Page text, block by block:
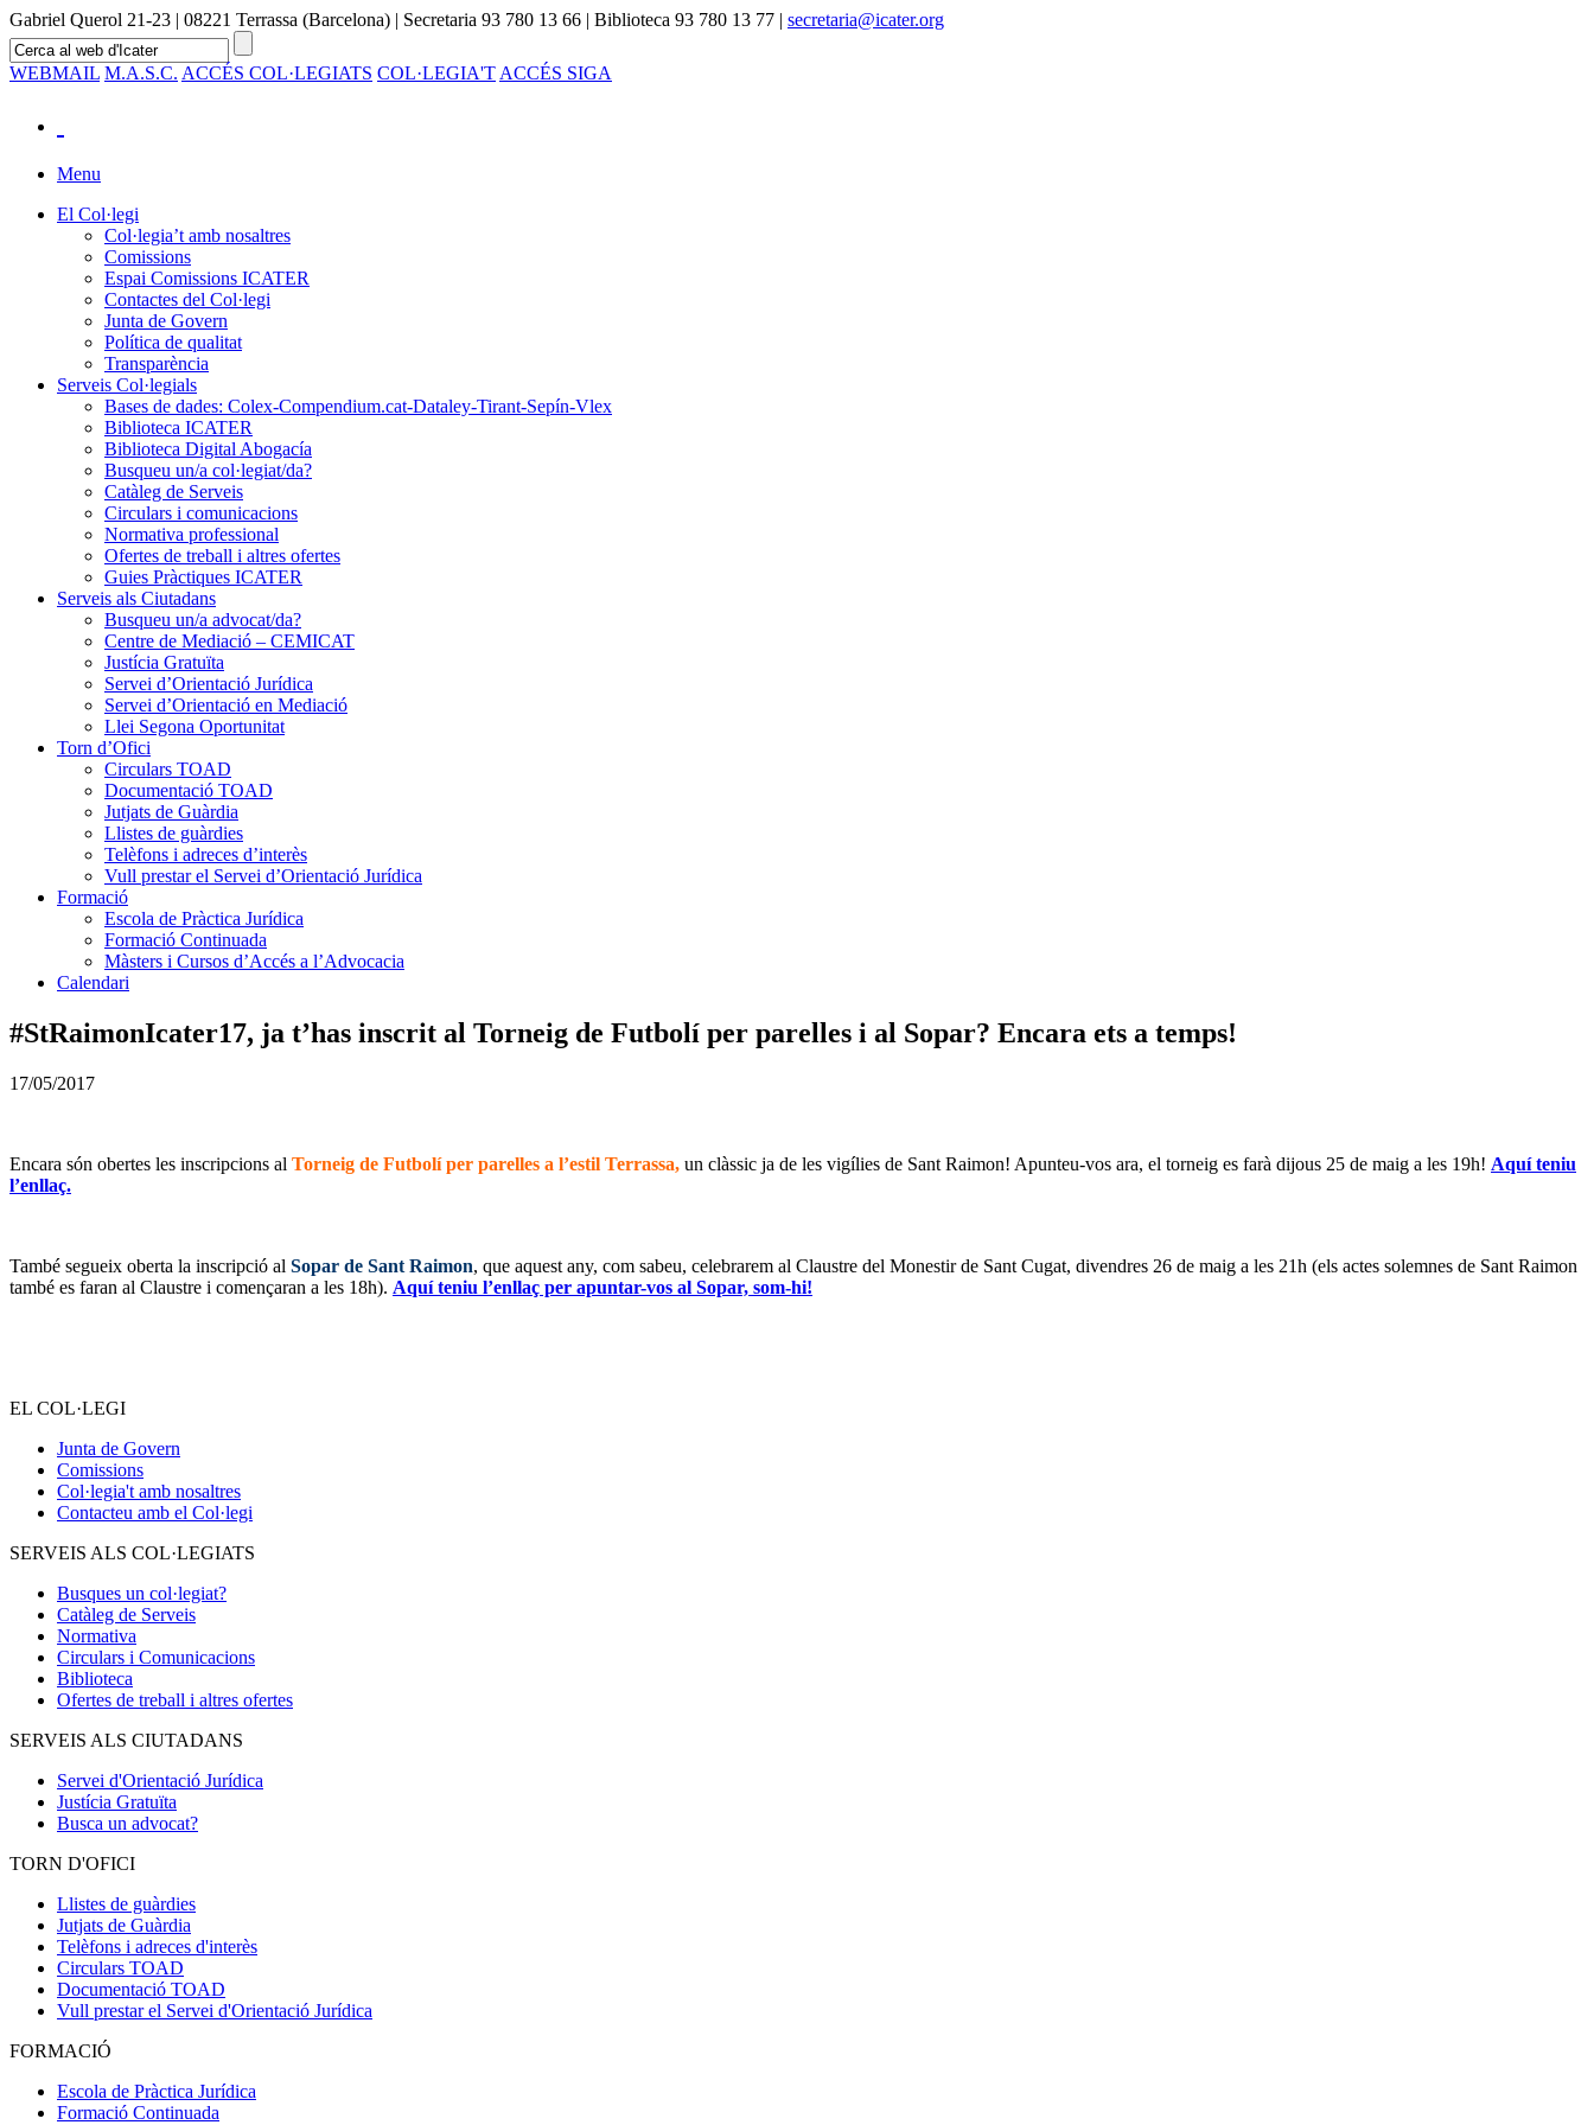
Gabriel Querol 21-23 | 08221 Terrassa (Barcelona) | Secretaria 93 780 13 66 | Biblioteca 93 780 13 77 | secretaria@icater.org
WEBMAIL M.A.S.C. ACCÉS COL·LEGIATS COL·LEGIA'T ACCÉS SIGA
Menu
El Col·legi
Col·legia’t amb nosaltres
Comissions
Espai Comissions ICATER
Contactes del Col·legi
Junta de Govern
Política de qualitat
Transparència
Serveis Col·legials
Bases de dades: Colex-Compendium.cat-Dataley-Tirant-Sepín-Vlex
Biblioteca ICATER
Biblioteca Digital Abogacía
Busqueu un/a col·legiat/da?
Catàleg de Serveis
Circulars i comunicacions
Normativa professional
Ofertes de treball i altres ofertes
Guies Pràctiques ICATER
Serveis als Ciutadans
Busqueu un/a advocat/da?
Centre de Mediació – CEMICAT
Justícia Gratuïta
Servei d’Orientació Jurídica
Servei d’Orientació en Mediació
Llei Segona Oportunitat
Torn d’Ofici
Circulars TOAD
Documentació TOAD
Jutjats de Guàrdia
Llistes de guàrdies
Telèfons i adreces d’interès
Vull prestar el Servei d’Orientació Jurídica
Formació
Escola de Pràctica Jurídica
Formació Continuada
Màsters i Cursos d’Accés a l’Advocacia
Calendari
#StRaimonIcater17, ja t’has inscrit al Torneig de Futbolí per parelles i al Sopar? Encara ets a temps!
17/05/2017
Encara són obertes les inscripcions al Torneig de Futbolí per parelles a l’estil Terrassa, un clàssic ja de les vigílies de Sant Raimon! Apunteu-vos ara, el torneig es farà dijous 25 de maig a les 19h! Aquí teniu
l’enllaç.
També segueix oberta la inscripció al Sopar de Sant Raimon, que aquest any, com sabeu, celebrarem al Claustre del Monestir de Sant Cugat, divendres 26 de maig a les 21h (els actes solemnes de Sant Raimon
també es faran al Claustre i començaran a les 18h). Aquí teniu l’enllaç per apuntar-vos al Sopar, som-hi!
EL COL·LEGI
Junta de Govern
Comissions
Col·legia't amb nosaltres
Contacteu amb el Col·legi
SERVEIS ALS COL·LEGIATS
Busques un col·legiat?
Catàleg de Serveis
Normativa
Circulars i Comunicacions
Biblioteca
Ofertes de treball i altres ofertes
SERVEIS ALS CIUTADANS
Servei d'Orientació Jurídica
Justícia Gratuïta
Busca un advocat?
TORN D'OFICI
Llistes de guàrdies
Jutjats de Guàrdia
Telèfons i adreces d'interès
Circulars TOAD
Documentació TOAD
Vull prestar el Servei d'Orientació Jurídica
FORMACIÓ
Escola de Pràctica Jurídica
Formació Continuada